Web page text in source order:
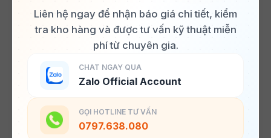
Liên hệ ngay để nhận báo giá chi tiết, kiểm
tra kho hàng và được tư vấn kỹ thuật miễn
phí từ chuyên gia.
CHAT NGAY QUA
Zalo Official Account
GỌI HOTLINE TƯ VẤN
0797.638.080